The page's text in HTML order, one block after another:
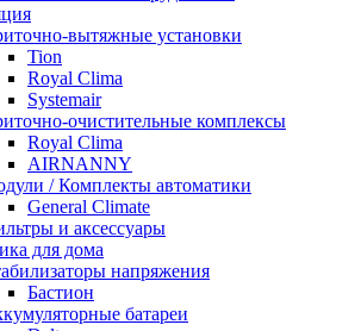
вытяжные установки
Tion
Royal Clima
Systemair
очистительные комплексы
Royal Clima
AIRNANNY
/ Комплекты автоматики
General Climate
и аксессуары
для дома
напряжения
Бастион
батареи